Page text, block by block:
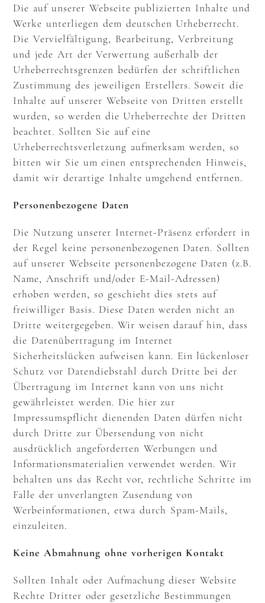
Die auf unserer Webseite publizierten Inhalte und
Werke unterliegen dem deutschen Urheberrecht.
Die Vervielfältigung, Bearbeitung, Verbreitung
und jede Art der Verwertung außerhalb der
Urheberrechtsgrenzen bedürfen der schriftlichen
Zustimmung des jeweiligen Erstellers. Soweit die
Inhalte auf unserer Webseite von Dritten erstellt
wurden, so werden die Urheberrechte der Dritten
beachtet. Sollten Sie auf eine
Urheberrechtsverletzung aufmerksam werden, so
bitten wir Sie um einen entsprechenden Hinweis,
damit wir derartige Inhalte umgehend entfernen.
Personenbezogene Daten
Die Nutzung unserer Internet-Präsenz erfordert in
der Regel keine personenbezogenen Daten. Sollten
auf unserer Webseite personenbezogene Daten (z.B.
Name, Anschrift und/oder E-Mail-Adressen)
erhoben werden, so geschieht dies stets auf
freiwilliger Basis. Diese Daten werden nicht an
Dritte weitergegeben. Wir weisen darauf hin, dass
die Datenübertragung im Internet
Sicherheitslücken aufweisen kann. Ein lückenloser
Schutz vor Datendiebstahl durch Dritte bei der
Übertragung im Internet kann von uns nicht
gewährleistet werden. Die hier zur
Impressumspflicht dienenden Daten dürfen nicht
durch Dritte zur Übersendung von nicht
ausdrücklich angeforderten Werbungen und
Informationsmaterialien verwendet werden. Wir
behalten uns das Recht vor, rechtliche Schritte im
Falle der unverlangten Zusendung von
Werbeinformationen, etwa durch Spam-Mails,
einzuleiten.
Keine Abmahnung ohne vorherigen Kontakt
Sollten Inhalt oder Aufmachung dieser Website
Rechte Dritter oder gesetzliche Bestimmungen